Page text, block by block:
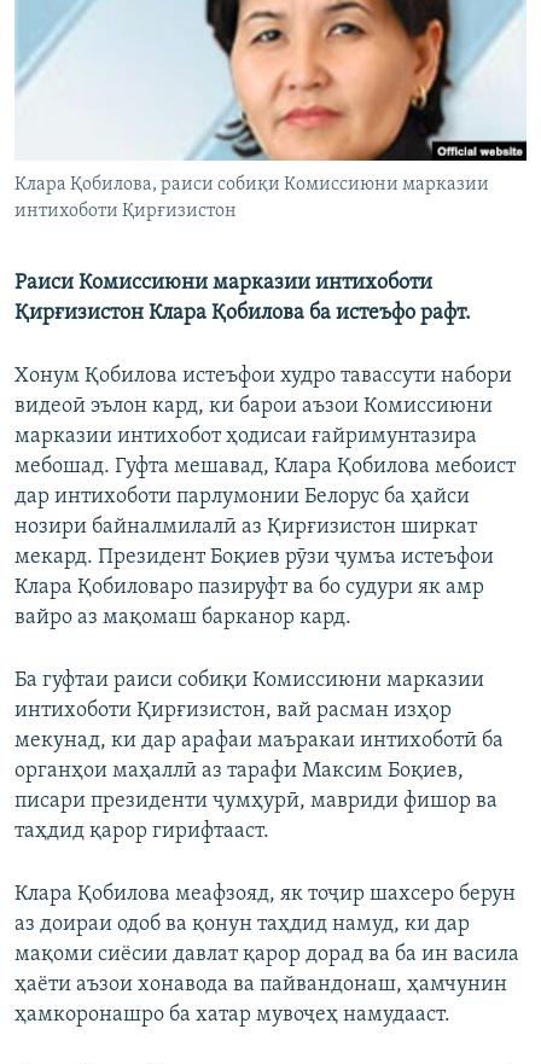
ГУЗОРИШҲОИ РАДИОӢ
Русский
Ҳамаи сомонаҳои RFE/RL
Клара Қобилова, раиси собиқи Комиссиюни марказии
интихоботи Қирғизистон
Раиси Комиссиюни марказии интихоботи
Қирғизистон Клара Қобилова ба истеъфо рафт.
Хонум Қобилова истеъфои худро тавассути набори
видеоӣ эълон кард, ки барои аъзои Комиссиюни
марказии интихобот ҳодисаи ғайримунтазира
мебошад. Гуфта мешавад, Клара Қобилова мебоист
дар интихоботи парлумонии Белорус ба ҳайси
нозири байналмилалӣ аз Қирғизистон ширкат
мекард. Президент Боқиев рӯзи ҷумъа истеъфои
Клара Қобиловаро пазируфт ва бо судури як амр
вайро аз мақомаш барканор кард.
Ба гуфтаи раиси собиқи Комиссиюни марказии
интихоботи Қирғизистон, вай расман изҳор
мекунад, ки дар арафаи маъракаи интихоботӣ ба
органҳои маҳаллӣ аз тарафи Максим Боқиев,
писари президенти ҷумҳурӣ, мавриди фишор ва
таҳдид қарор гирифтааст.
Клара Қобилова меафзояд, як тоҷир шахсеро берун
аз доираи одоб ва қонун таҳдид намуд, ки дар
мақоми сиёсии давлат қарор дорад ва ба ин васила
ҳаёти аъзои хонавода ва пайвандонаш, ҳамчунин
ҳамкоронашро ба хатар мувоҷеҳ намудааст.